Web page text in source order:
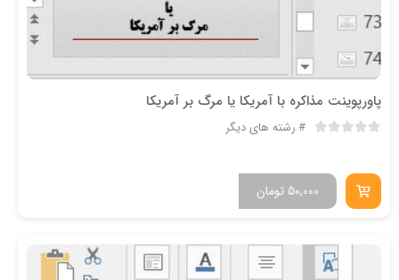
پاورپوینت مذاکره با آمریکا یا مرگ بر آمریکا
رشته های دیگر
تومان 50,000